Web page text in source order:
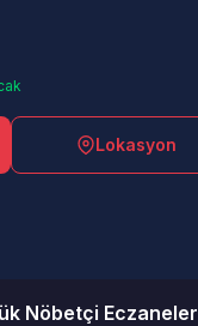
Lokasyon
Nöbetçi Eczaneler